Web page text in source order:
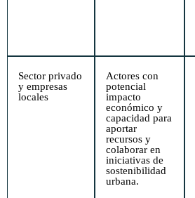
Sector privado
y empresas
locales
Actores con
potencial
impacto
económico y
capacidad para
aportar
recursos y
colaborar en
iniciativas de
sostenibilidad
urbana.